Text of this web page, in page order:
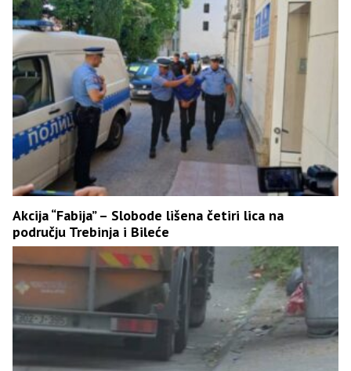
Akcija “Fabija” – Slobode lišena četiri lica na
području Trebinja i Bileće